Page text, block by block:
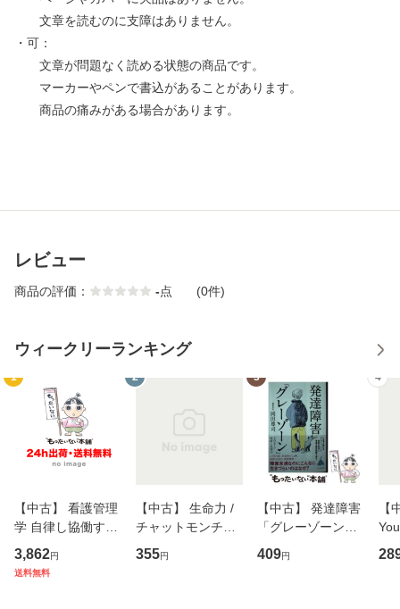
文章を読むのに支障はありません。
・可：
文章が問題なく読める状態の商品です。
マーカーやペンで書込があることがあります。
商品の痛みがある場合があります。
レビュー
商品の評価： -点 (0件)
ウィークリーランキング
1
【中古】 看護管理
学 自律し協働する
専門職の看護マネ
ジメントスキル 改
3,862円
送料無料
2
【中古】 生命力 /
チャットモンチー /
キューンレコード
[CD]【メール便送
355円
3
【中古】 発達障害
「グレーゾーン」
その正しい理解と
克服法 (SB新書 57
409円
4
【
のが